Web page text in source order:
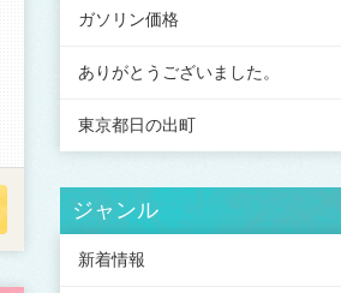
ガソリン価格
ありがとうございました。
東京都日の出町
ジャンル
新着情報